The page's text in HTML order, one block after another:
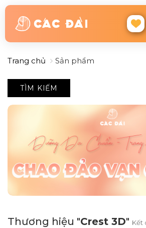
Trang chủ Sản phẩm
TÌM KIẾM
Thương hiệu "Crest 3D" Kết